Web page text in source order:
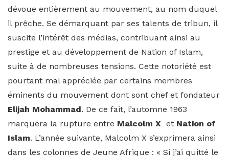
dévoue entièrement au mouvement, au nom duquel
il prêche. Se démarquant par ses talents de tribun, il
suscite l’intérêt des médias, contribuant ainsi au
prestige et au développement de Nation of Islam,
suite à de nombreuses tensions. Cette notoriété est
pourtant mal appréciée par certains membres
éminents du mouvement dont sont chef et fondateur
Elijah Mohammad. De ce fait, l’automne 1963
marquera la rupture entre Malcolm X et Nation of
Islam. L’année suivante, Malcolm X s’exprimera ainsi
dans les colonnes de Jeune Afrique : « Si j’ai quitté le